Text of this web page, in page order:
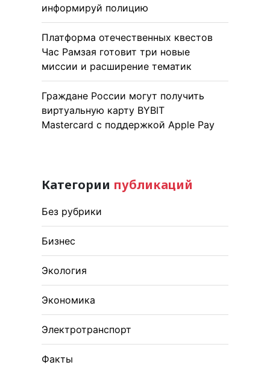
информируй полицию
Платформа отечественных квестов
Час Рамзая готовит три новые
миссии и расширение тематик
Граждане России могут получить
виртуальную карту BYBIT
Mastercard с поддержкой Apple Pay
Категории публикаций
Без рубрики
Бизнес
Экология
Экономика
Электротранспорт
Факты